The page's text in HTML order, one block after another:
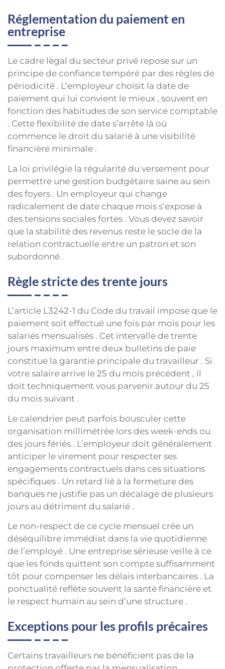
Réglementation du paiement en
entreprise
Le cadre légal du secteur privé repose sur un
principe de confiance tempéré par des règles de
périodicité . L’employeur choisit la date de
paiement qui lui convient le mieux , souvent en
fonction des habitudes de son service comptable
. Cette flexibilité de date s’arrête là où
commence le droit du salarié à une visibilité
financière minimale .
La loi privilégie la régularité du versement pour
permettre une gestion budgétaire saine au sein
des foyers . Un employeur qui change
radicalement de date chaque mois s’expose à
des tensions sociales fortes . Vous devez savoir
que la stabilité des revenus reste le socle de la
relation contractuelle entre un patron et son
subordonné .
Règle stricte des trente jours
L’article L3242-1 du Code du travail impose que le
paiement soit effectué une fois par mois pour les
salariés mensualisés . Cet intervalle de trente
jours maximum entre deux bulletins de paie
constitue la garantie principale du travailleur . Si
votre salaire arrive le 25 du mois précédent , il
doit techniquement vous parvenir autour du 25
du mois suivant .
Le calendrier peut parfois bousculer cette
organisation millimétrée lors des week-ends ou
des jours fériés . L’employeur doit généralement
anticiper le virement pour respecter ses
engagements contractuels dans ces situations
spécifiques . Un retard lié à la fermeture des
banques ne justifie pas un décalage de plusieurs
jours au détriment du salarié .
Le non-respect de ce cycle mensuel crée un
déséquilibre immédiat dans la vie quotidienne
de l’employé . Une entreprise sérieuse veille à ce
que les fonds quittent son compte suffisamment
tôt pour compenser les délais interbancaires . La
ponctualité reflète souvent la santé financière et
le respect humain au sein d’une structure .
Exceptions pour les profils précaires
Certains travailleurs ne bénéficient pas de la